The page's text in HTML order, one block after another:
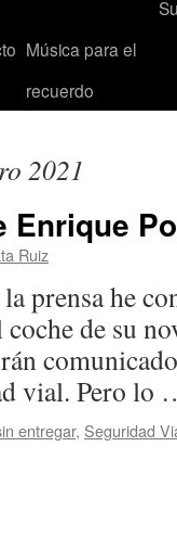
Música para el
recuerdo
2021
Enrique
Ruiz
prensa he
de su
vial. Pero
entregar, Seguridad